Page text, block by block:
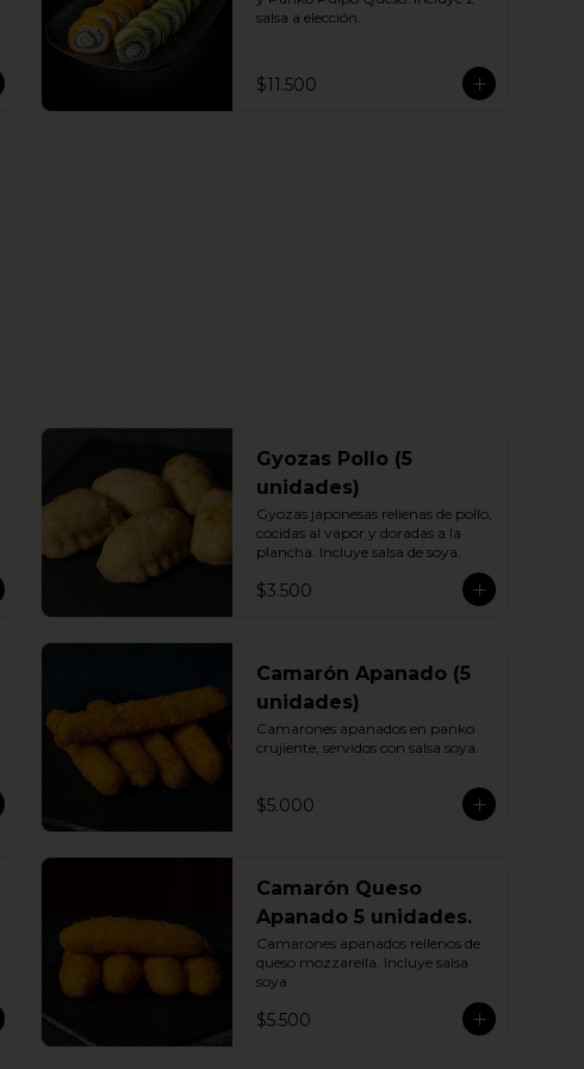
salsa a elección.
$11.500
Gyozas Pollo (5
unidades)
Gyozas japonesas rellenas de pollo,
cocidas al vapor y doradas a la
plancha. Incluye salsa de soya.
$3.500
Camarón Apanado (5
unidades)
Camarones apanados en panko
crujiente, servidos con salsa soya.
$5.000
Camarón Queso
Apanado 5 unidades.
Camarones apanados rellenos de
queso mozzarella. Incluye salsa
soya.
$5.500